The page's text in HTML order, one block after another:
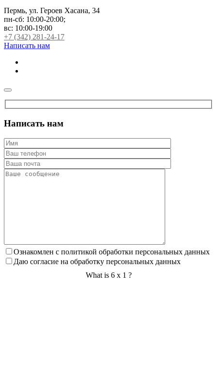
Пермь, ул. Героев Хасана, 34
пн-сб: 10:00-20:00;
вс: 10:00-19:00
+7 (342) 281-24-17
Написать нам
Написать нам
Ознакомлен с политикой обработки персональных данных
Даю согласие на обработку персональных данных
What is 6 x 1 ?